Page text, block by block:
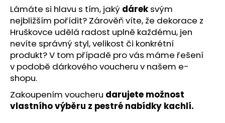
z
5
hvězdiček.
Lámáte si hlavu s tím, jaký dárek svým
nejbližším pořídit? Zárověň víte, že dekorace z
Hruškovce udělá radost uplně každému, jen
nevíte správný styl, velikost či konkrétní
produkt?V tom případě pro vás máme řešení
v podobě dárkového voucheru v našem e-
shopu.
Zakoupením voucheru darujete možnost
vlastního výběru z pestré nabídky kachlí.
u
j
e
m
e